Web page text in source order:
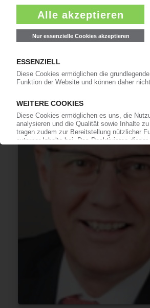
Kernkompetenzen für deutsche
„Höhere Kundenorientierung“